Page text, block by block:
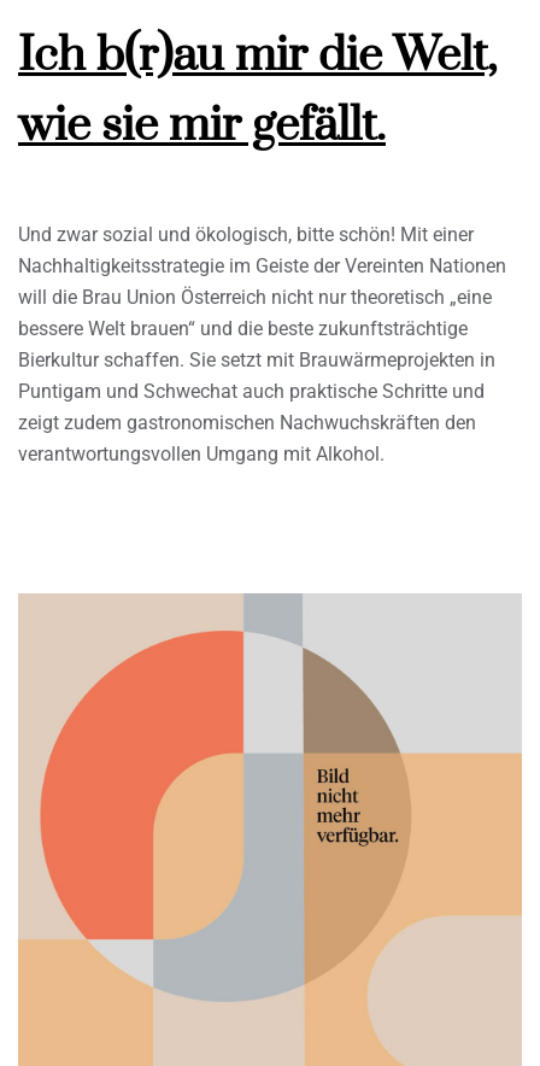
Ich b(r)au mir die Welt,
wie sie mir gefällt.
Und zwar sozial und ökologisch, bitte schön! Mit einer
Nachhaltigkeitsstrategie im Geiste der Vereinten Nationen
will die Brau Union Österreich nicht nur theoretisch „eine
bessere Welt brauen“ und die beste zukunftsträchtige
Bierkultur schaffen. Sie setzt mit Brauwärmeprojekten in
Puntigam und Schwechat auch praktische Schritte und
zeigt zudem gastronomischen Nachwuchskräften den
verantwortungsvollen Umgang mit Alkohol.